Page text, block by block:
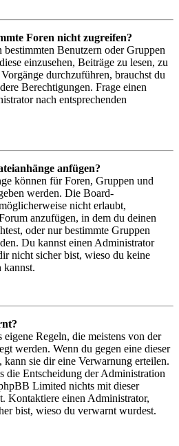
Foren nicht zugreifen?
Benutzern oder Gruppen
einzusehen, Beiträge zu lesen, zu
durchzuführen, brauchst du
Berechtigungen. Frage einen
nach entsprechenden
anfügen?
können für Foren, Gruppen und
werden. Die Board-
nicht erlaubt,
anzufügen, in dem du deinen
oder nur bestimmte Gruppen
Du kannst einen Administrator
nicht sicher bist, wieso du keine
kannst.
Regeln, die meistens von der
werden. Wenn du gegen eine dieser
kann sie dir eine Verwarnung erteilen.
die Entscheidung der Administration
Limited nichts mit dieser
Kontaktiere einen Administrator,
bist, wieso du verwarnt wurdest.